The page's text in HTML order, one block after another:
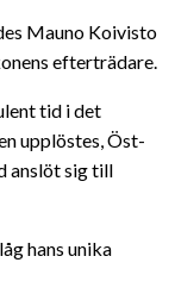
Mauno Koivisto
efterträdare.
tid i det
upplöstes, Öst-
anslöt sig till
hans unika